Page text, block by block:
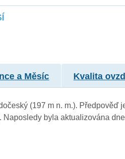
a Měsíc Kvalita
(197 m n. m.). Předpověď
Naposledy byla aktualizována